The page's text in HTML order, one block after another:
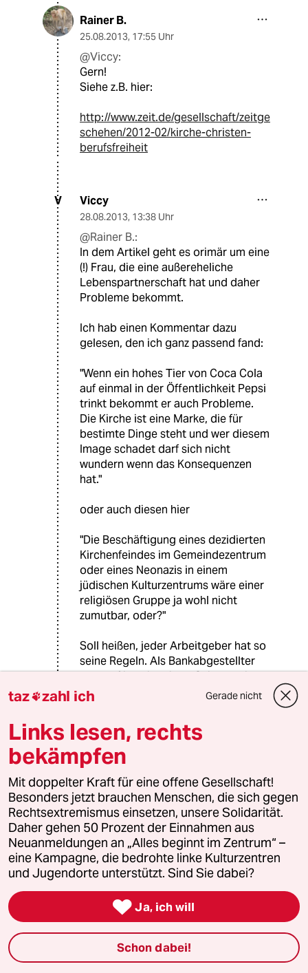
Rainer B.
25.08.2013, 17:55 Uhr
@Viccy:
Gern!
Siehe z.B. hier:
http://www.zeit.de/gesellschaft/zeitge
schehen/2012-02/kirche-christen-
berufsfreiheit
V Viccy
28.08.2013, 13:38 Uhr
@Rainer B.:
In dem Artikel geht es orimär um eine
(!) Frau, die eine außereheliche
Lebenspartnerschaft hat und daher
Probleme bekommt.
Ich hab einen Kommentar dazu
gelesen, den ich ganz passend fand:
"Wenn ein hohes Tier von Coca Cola
auf einmal in der Öffentlichkeit Pepsi
trinkt bekommt er auch Probleme.
Die Kirche ist eine Marke, die für
bestimte Dinge steht und wer diesem
Image schadet darf sich nicht
wundern wenn das Konsequenzen
hat."
oder auch diesen hier
"Die Beschäftigung eines dezidierten
Kirchenfeindes im Gemeindezentrum
oder eines Neonazis in einem
jüdischen Kulturzentrums wäre einer
religiösen Gruppe ja wohl nicht
zumutbar, oder?"
Soll heißen, jeder Arbeitgeber hat so
seine Regeln. Als Bankabgestellter
z.B. darf ich nicht im T-Shirt arbeiten
und als Polizist darf ich nicht privat
koksen oder mich für die npd
Mit diesen Regeln sind die meisten
Menschen einverstanden, weil sie
"zeitgemäß" und "mordern"
erscheinen. Die Regeln der Kirche
erscheinen das nicht (mehr). Aber
vom Prinzip her sind es einfach die
jeweiligen "Spielregeln", an die sich
ein Arbeitnehmer halten kann - oder
auch nicht, wenn er sich woanders
Arbeit suchen möchte.
Rainer B.
taz zahl ich Gerade nicht
Links lesen, rechts
bekämpfen
Mit doppelter Kraft für eine offene Gesellschaft!
Besonders jetzt brauchen Menschen, die sich gegen
Rechtsextremismus einsetzen, unsere Solidarität.
Daher gehen 50 Prozent der Einnahmen aus
Neuanmeldungen an „Alles beginnt im Zentrum“ –
eine Kampagne, die bedrohte linke Kulturzentren
und Jugendorte unterstützt. Sind Sie dabei?
 Ja, ich will
Schon dabei!